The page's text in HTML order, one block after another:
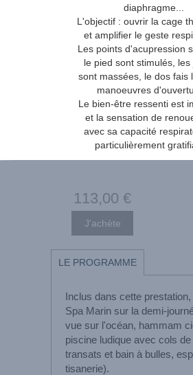
diaphragme...
L'objectif : ouvrir la cage
et amplifier le geste
Les points d'acupression
le pied sont stimulés, les
sont massées, le dos fais
manoeuvres
Le bien-être ressenti est
et la sensation de
avec sa capacité
particulièrement
113,00 €
LE PROGRAMME
Inclus dans cette
Spa Marin sur la demi-
vue sur l'océan, hammam
piscine ludique avec cols
transats et bain à bulles,
tisanerie).